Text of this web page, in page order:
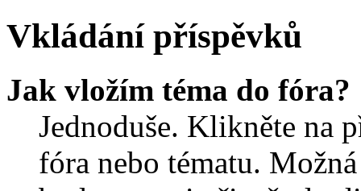
Vkládání příspěvků
Jak vložím téma do fóra?
Jednoduše. Klikněte na
fóra nebo tématu.